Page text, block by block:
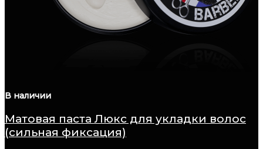
В наличии
Матовая паста Люкс для укладки волос
(сильная фиксация)